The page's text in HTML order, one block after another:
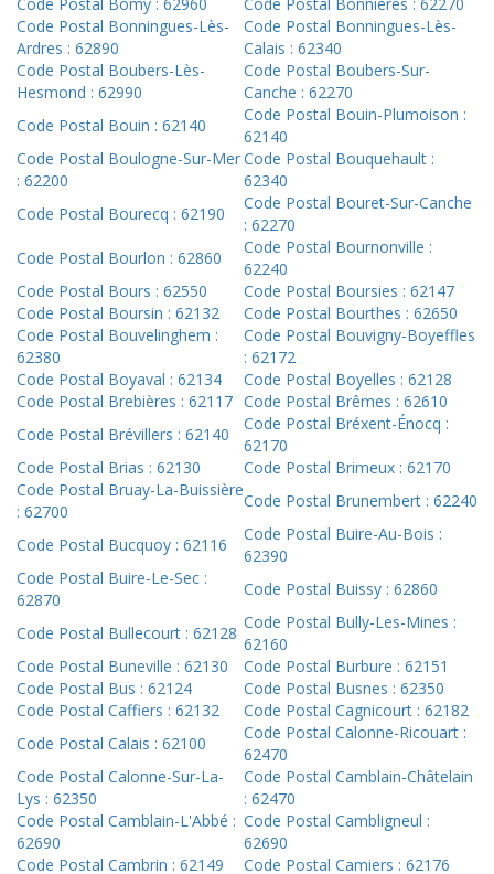
Code Postal Bomy : 62960
Code Postal Bonnières : 62270
Code Postal Bonningues-Lès-
Ardres : 62890
Code Postal Bonningues-Lès-
Calais : 62340
Code Postal Boubers-Lès-
Hesmond : 62990
Code Postal Boubers-Sur-
Canche : 62270
Code Postal Bouin : 62140
Code Postal Bouin-Plumoison :
62140
Code Postal Boulogne-Sur-Mer
: 62200
Code Postal Bouquehault :
62340
Code Postal Bourecq : 62190
Code Postal Bouret-Sur-Canche
: 62270
Code Postal Bourlon : 62860
Code Postal Bournonville :
62240
Code Postal Bours : 62550
Code Postal Boursies : 62147
Code Postal Boursin : 62132
Code Postal Bourthes : 62650
Code Postal Bouvelinghem :
62380
Code Postal Bouvigny-Boyeffles
: 62172
Code Postal Boyaval : 62134
Code Postal Boyelles : 62128
Code Postal Brebières : 62117 Code Postal Brêmes : 62610
Code Postal Brévillers : 62140
Code Postal Bréxent-Énocq :
62170
Code Postal Brias : 62130
Code Postal Brimeux : 62170
Code Postal Bruay-La-Buissière
: 62700
Code Postal Brunembert : 62240
Code Postal Bucquoy : 62116
Code Postal Buire-Au-Bois :
62390
Code Postal Buire-Le-Sec :
62870
Code Postal Buissy : 62860
Code Postal Bullecourt : 62128
Code Postal Bully-Les-Mines :
62160
Code Postal Buneville : 62130
Code Postal Burbure : 62151
Code Postal Bus : 62124
Code Postal Busnes : 62350
Code Postal Caffiers : 62132
Code Postal Cagnicourt : 62182
Code Postal Calais : 62100
Code Postal Calonne-Ricouart :
62470
Code Postal Calonne-Sur-La-
Lys : 62350
Code Postal Camblain-Châtelain
: 62470
Code Postal Camblain-L'Abbé :
62690
Code Postal Cambligneul :
62690
Code Postal Cambrin : 62149
Code Postal Camiers : 62176